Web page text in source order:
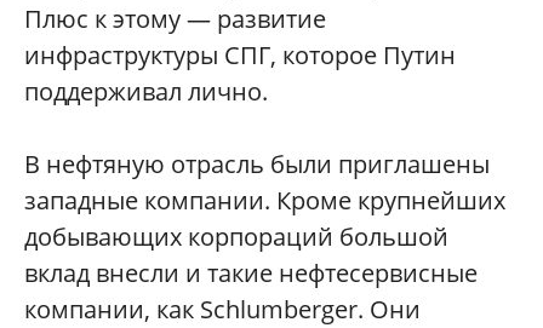
Плюс к этому — развитие
инфраструктуры СПГ, которое Путин
поддерживал лично.
В нефтяную отрасль были приглашены
западные компании. Кроме крупнейших
добывающих корпораций большой
вклад внесли и такие нефтесервисные
компании, как Schlumberger. Они